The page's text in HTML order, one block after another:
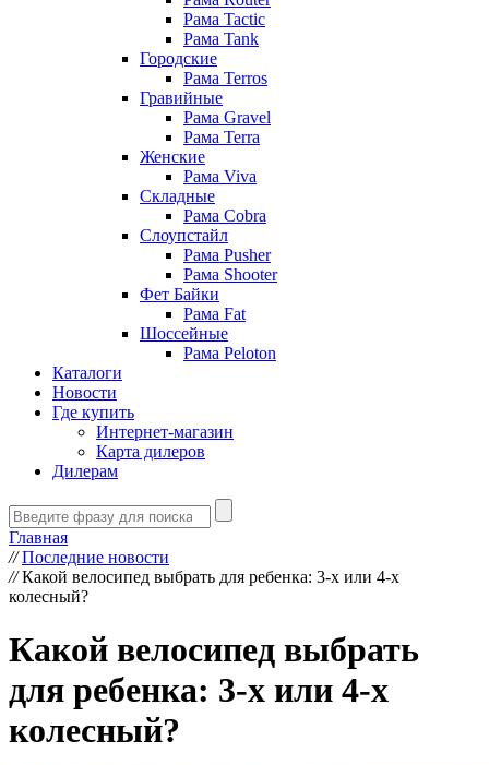
Рама Tactic
Рама Tank
Городские
Рама Terros
Гравийные
Рама Gravel
Рама Terra
Женские
Рама Viva
Складные
Рама Cobra
Слоупстайл
Рама Pusher
Рама Shooter
Фет Байки
Рама Fat
Шоссейные
Рама Peloton
Каталоги
Новости
Где купить
Интернет-магазин
Карта дилеров
Дилерам
Главная
// Последние новости
// Какой велосипед выбрать для ребенка: 3-х или 4-х
колесный?
Какой велосипед выбрать
для ребенка: 3-х или 4-х
колесный?